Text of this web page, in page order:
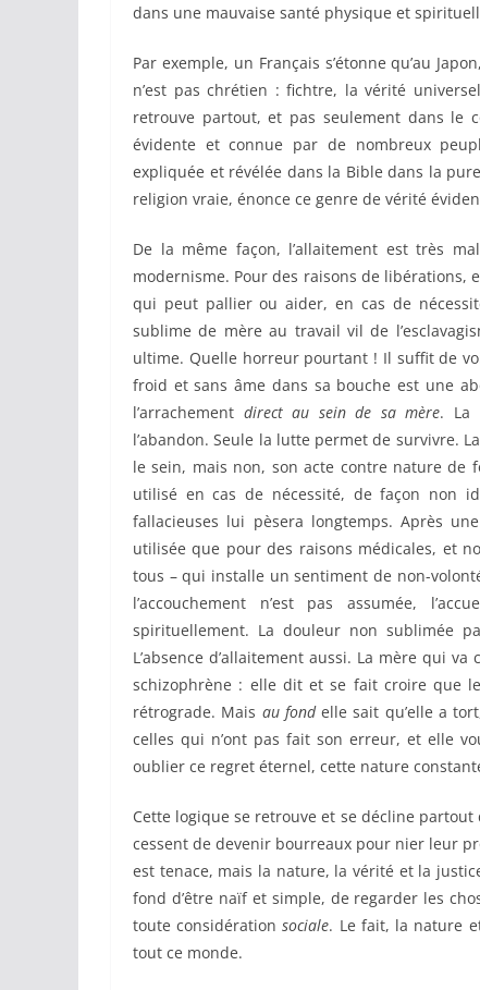
dans une mauvaise santé physique et
Par exemple, un Français s’étonne qu’au
n’est pas chrétien : fichtre, la vérité
retrouve partout, et pas seulement dans le
évidente et connue par de nombreux
expliquée et révélée dans la Bible dans la
religion vraie, énonce ce genre de vérité
De la même façon, l’allaitement est très
modernisme. Pour des raisons de libérations,
qui peut pallier ou aider, en cas de
sublime de mère au travail vil de
ultime. Quelle horreur pourtant ! Il suffit de
froid et sans âme dans sa bouche est une
l’arrachement direct au sein de sa mère. La
l’abandon. Seule la lutte permet de survivre.
le sein, mais non, son acte contre nature
utilisé en cas de nécessité, de façon non
fallacieuses lui pèsera longtemps. Après
utilisée que pour des raisons médicales, et
tous – qui installe un sentiment de non-
l’accouchement n’est pas assumée,
spirituellement. La douleur non sublimée
L’absence d’allaitement aussi. La mère qui
schizophrène : elle dit et se fait croire que
rétrograde. Mais au fondelle sait qu’elle a
celles qui n’ont pas fait son erreur, et elle
oublier ce regret éternel, cette nature
Cette logique se retrouve et se décline partout
cessent de devenir bourreaux pour nier leur
est tenace, mais la nature, la vérité et la
fond d’être naïf et simple, de regarder les
toute considérationsociale. Le fait, la nature
tout ce monde.